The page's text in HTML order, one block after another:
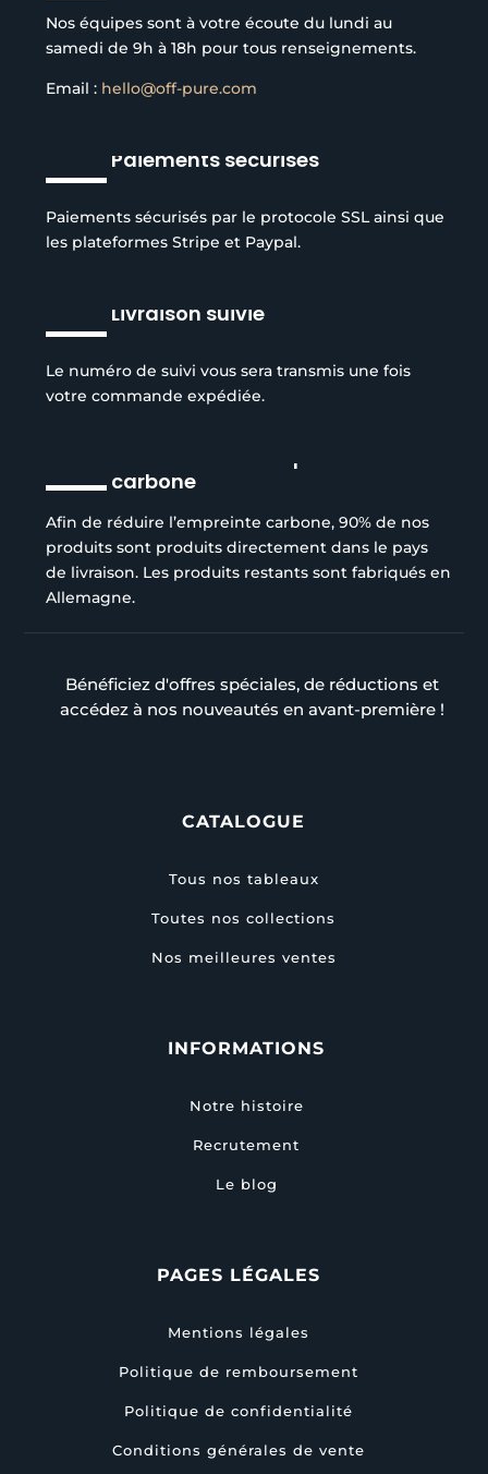
Nos équipes sont à votre écoute du lundi au
samedi de 9h à 18h pour tous renseignements.
Email : hello@off-pure.com
Paiements sécurisés
Paiements sécurisés par le protocole SSL ainsi que
les plateformes Stripe et Paypal.
Livraison suivie
Le numéro de suivi vous sera transmis une fois
votre commande expédiée.
Réduction de l’empreinte
carbone
Afin de réduire l’empreinte carbone, 90% de nos
produits sont produits directement dans le pays
de livraison. Les produits restants sont fabriqués en
Allemagne.
Bénéficiez d'offres spéciales, de réductions et
accédez à nos nouveautés en avant-première !
CATALOGUE
Tous nos tableaux
Toutes nos collections
Nos meilleures ventes
INFORMATIONS
Notre histoire
Recrutement
Le blog
PAGES LÉGALES
Mentions légales
Politique de remboursement
Politique de confidentialité
Conditions générales de vente